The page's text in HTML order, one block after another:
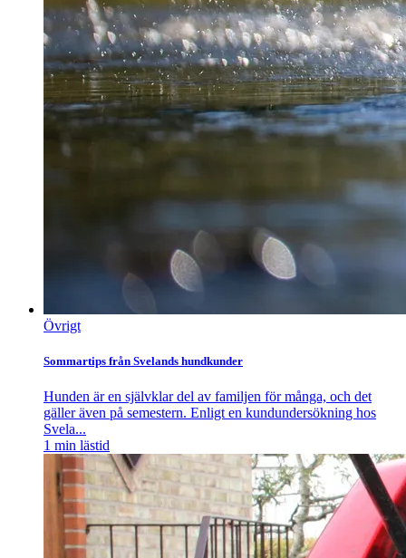
Övrigt
Sommartips från Svelands hundkunder
Hunden är en självklar del av familjen för många, och det
gäller även på semestern. Enligt en kundundersökning hos
Svela...
1 min lästid